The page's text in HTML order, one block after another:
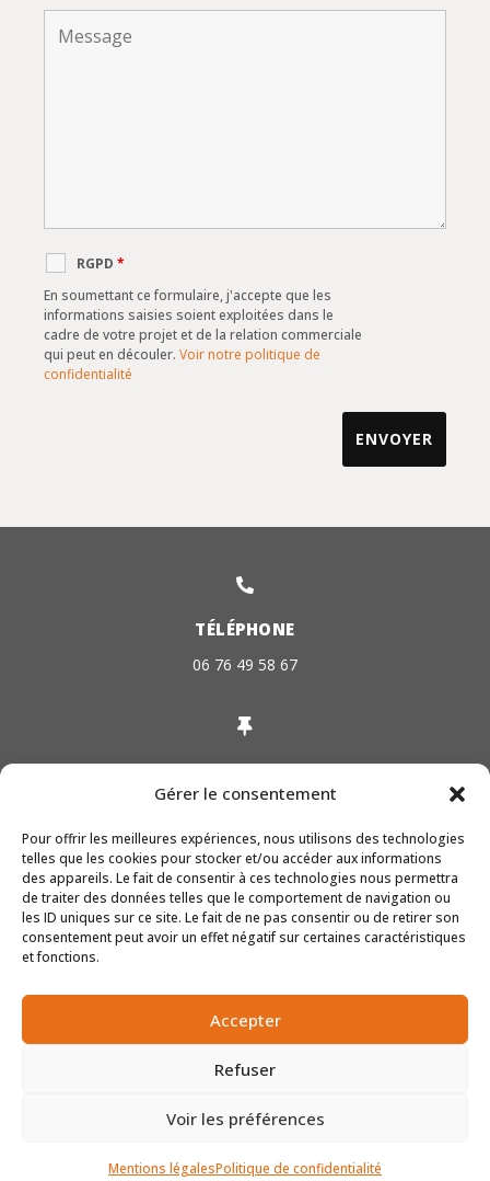
Gérer le consentement
Pour offrir les meilleures expériences, nous utilisons des technologies
telles que les cookies pour stocker et/ou accéder aux informations
des appareils. Le fait de consentir à ces technologies nous permettra
de traiter des données telles que le comportement de navigation ou
les ID uniques sur ce site. Le fait de ne pas consentir ou de retirer son
consentement peut avoir un effet négatif sur certaines caractéristiques
et fonctions.
Accepter
Refuser
Voir les préférences
Mentions légalesPolitique de confidentialité
RGPD *
En soumettant ce formulaire, j'accepte que les
informations saisies soient exploitées dans le
cadre de votre projet et de la relation commerciale
qui peut en découler. Voir notre politique de
confidentialité

TÉLÉPHONE
06 76 49 58 67

ADRESSE
40 rue Jean le Rond d’Alembert
– 81000 ALBI
18 place Jean Jaurès
– 81400 Carmaux
légales–Politique de confidentialité